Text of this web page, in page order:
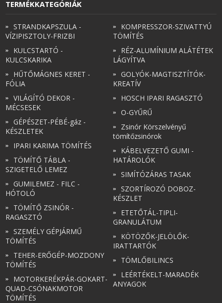
TERMÉKKATEGÓRIÁK
STRANDKAPSZULA -
VÍZIPISZTOLY-FRIZBI
KULCSTARTÓ -
KULCSKARIKA
HŰTŐMÁGNES KERET -
FÓLIA
VILÁGÍTÓ DEKOR -
MÉCSESEK
GÉPÉSZET-PÉBÉ-gáz -
KÉSZLETEK
IPARI KARIMA TÖMÍTÉS
TÖMÍTŐ TÁBLA -
SZIGETELŐ LEMEZ
GUMILEMEZ - FILC -
HÓTOLÓ
TÖMÍTŐ ZSINÓR -
RAGASZTÓ
SZEMÉLY GÉPJÁRMŰ
TÖMÍTÉS
TEHER-ERŐGÉP-MOZDONY
TÖMÍTÉS
MOTORKERÉKPÁR-GOKART-
QUAD-CSÓNAKMOTOR
TÖMÍTÉS
KOMPRESSZOR-SZIVATTYÚ
TÖMÍTÉS
RÉZ-ALUMÍNIUM ALÁTÉTEK
LÁGYÍTVA
GOLYÓK-MAGTISZTÍTÓK-
KREATÍV
HOSCH IPARI RAGASZTÓ
O-GYŰRŰ
Zsinór Körszelvényű
tömítőzsinórok
KÁBELVEZETŐ GUMI -
HATÁROLÓK
SIMÍTÓZÁRAS TASAK
SZORTÍROZÓ DOBOZ-
KÉSZLET
ETETŐTÁL-TIPLI-
GRANULÁTUM
KÖTÖZŐK-JELÖLŐK-
IRATTARTÓK
TÖMLŐBILINCS
LEÉRTÉKELT-MARADÉK
ANYAGOK